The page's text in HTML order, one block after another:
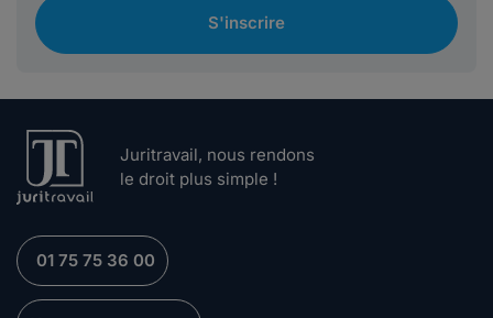
S'inscrire
Juritravail, nous rendons
le droit plus simple !
01 75 75 36 00